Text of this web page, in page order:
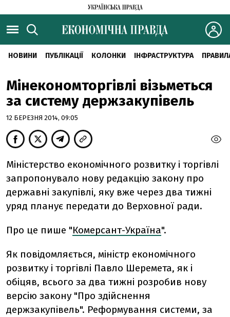
НОВИНИ ПУБЛІКАЦІЇ КОЛОНКИ ІНФРАСТРУКТУРА
Мінекономторгівлі візьметься
за систему держзакупівель
12 БЕРЕЗНЯ 2014, 09:05
Міністерство економічного розвитку і торгівлі
запропонувало нову редакцію закону про
державні закупівлі, яку вже через два тижні
уряд планує передати до Верховної ради.
Про це пише "Комерсант-Україна".
Як повідомляється, міністр економічного
розвитку і торгівлі Павло Шеремета, як і
обіцяв, всього за два тижні розробив нову
версію закону "Про здійснення
держзакупівель". Реформування системи, за